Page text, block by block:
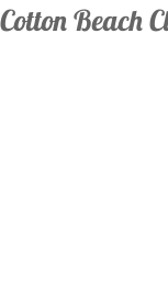
Cotton Beach